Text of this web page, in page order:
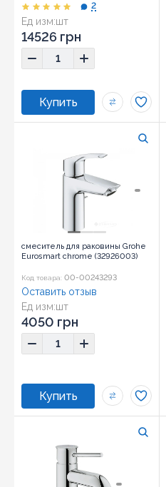
Ед изм:шт
2
14526 грн
смеситель для раковины Grohe
Eurosmart chrome (32926003)
Код товара: 00-00243293
Ед изм:шт
Оставить отзыв
4050 грн